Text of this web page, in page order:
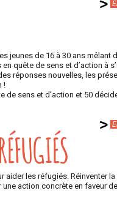
jeunes de 16 à 30 ans mêlant
quête de sens et d’action à
réponses nouvelles, les
!
de sens et d’action et 50
les réfugiés. Réinventer
une action concrète en faveur